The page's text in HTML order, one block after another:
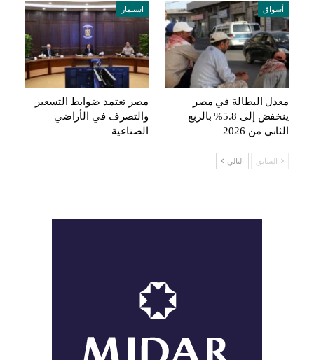
أسواق
معدل البطالة في مصر
ينخفض إلى 5.8% بالربع
الثاني من 2026
استثمار
مصر تعتمد ضوابط التسعير
والتصرف في الأراضي
الصناعية
السابق التالي